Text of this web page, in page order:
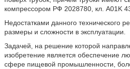
компрессором РФ 2028780, кл. A01K
Недостатками данного технического
размеры и сложности в эксплуатации.
Задачей, на решение которой
изобретение является обеспечение
сфере пищевой промышленности,